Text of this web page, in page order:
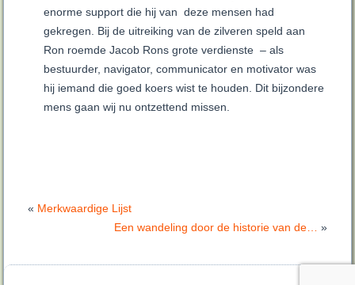
enorme support die hij van deze mensen had
gekregen. Bij de uitreiking van de zilveren speld aan
Ron roemde Jacob Rons grote verdienste – als
bestuurder, navigator, communicator en motivator was
hij iemand die goed koers wist te houden. Dit bijzondere
mens gaan wij nu ontzettend missen.
« Merkwaardige Lijst
Een wandeling door de historie van de…
»